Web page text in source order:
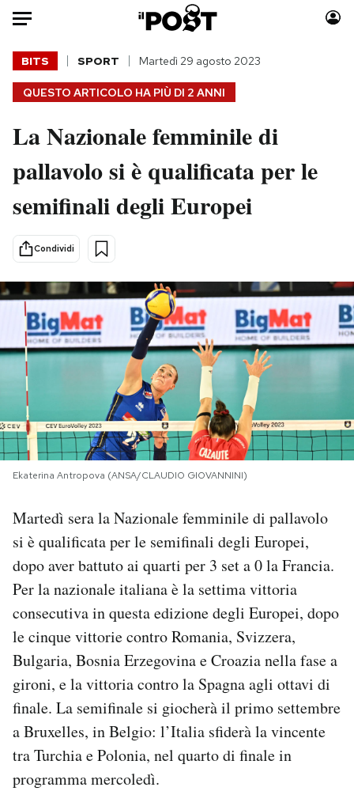
Auto
HOME
Italia
Politica
Tecnologia
Scienza
Economia
Sport
Moda
Consumismi
Storie/Idee
Ok Boomer!
Altrecose
Mondiali calcio 2026
NEWSLETTER
SHOP
CALENDARIO
AREA PERSONALE
Area Personale
Newsletter
Regala il Post
Hai bisogno di aiuto?
Esci
QUESTO ARTICOLO HA PIÙ DI 2 ANNI
BITS SPORT Martedì 29 agosto 2023
La Nazionale femminile di
pallavolo si è qualificata per le
semifinali degli Europei
Condividi
Ekaterina Antropova (ANSA/CLAUDIO GIOVANNINI)
Martedì sera la Nazionale femminile di pallavolo
si è qualificata per le semifinali degli Europei,
dopo aver battuto ai quarti per 3 set a 0 la Francia.
Per la nazionale italiana è la settima vittoria
consecutiva in questa edizione degli Europei, dopo
le cinque vittorie contro Romania, Svizzera,
Bulgaria, Bosnia Erzegovina e Croazia nella fase a
gironi, e la vittoria contro la Spagna agli ottavi di
finale. La semifinale si giocherà il primo settembre
a Bruxelles, in Belgio: l’Italia sfiderà la vincente
tra Turchia e Polonia, nel quarto di finale in
programma mercoledì.